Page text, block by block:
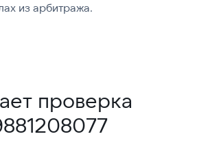
из арбитража.
проверка